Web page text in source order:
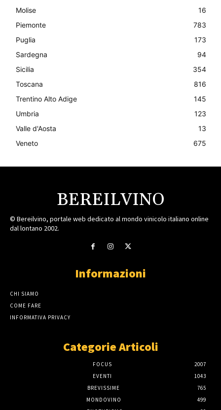
Molise
16
Piemonte
783
Puglia
173
Sardegna
94
Sicilia
354
Toscana
816
Trentino Alto Adige
145
Umbria
123
Valle d'Aosta
13
Veneto
675
BEREILVINO
© Bereilvino, portale web dedicato al mondo vinicolo italiano online
dal lontano 2002.
Informazioni
CHI SIAMO
COME FARE
INFORMATIVA PRIVACY
Categorie Articoli
FOCUS
2007
EVENTI
1043
BREVISSIME
765
MONDOVINO
499